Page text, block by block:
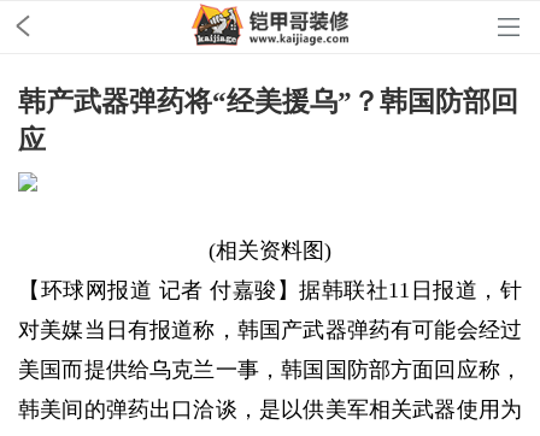
韩产武器弹药将“经美援乌”？韩国防部回
应
(相关资料图)
【环球网报道 记者 付嘉骏】据韩联社11日报道，针
对美媒当日有报道称，韩国产武器弹药有可能会经过
美国而提供给乌克兰一事，韩国国防部方面回应称，
韩美间的弹药出口洽谈，是以供美军相关武器使用为